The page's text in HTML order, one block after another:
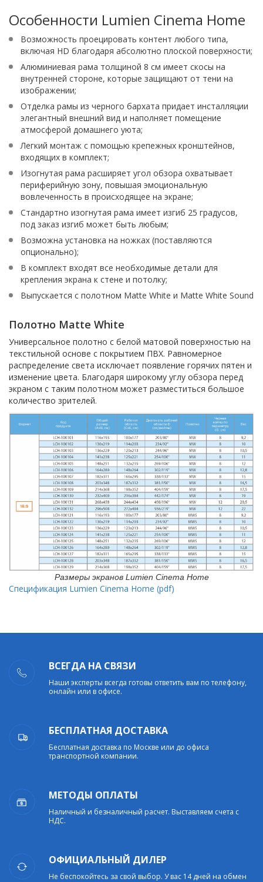
Особенности Lumien Cinema Home
Возможность проецировать контент любого типа,
включая HD благодаря абсолютно плоской поверхности;
Алюминиевая рама толщиной 8 см имеет скосы на
внутренней стороне, которые защищают от тени на
изображении;
Отделка рамы из черного бархата придает инсталляции
элегантный внешний вид и наполняет помещение
атмосферой домашнего уюта;
Легкий монтаж с помощью крепежных кронштейнов,
входящих в комплект;
Изогнутая рама расширяет угол обзора охватывает
периферийную зону, повышая эмоциональную
вовлеченность в происходящее на экране;
Стандартно изогнутая рама имеет изгиб 25 градусов,
под заказ изгиб может быть любым;
Возможна установка на ножках (поставляются
опционально);
В комплект входят все необходимые детали для
крепления экрана к стене и потолку;
Выпускается с полотном Matte White и Matte White Sound
Полотно Matte White
Универсальное полотно с белой матовой поверхностью на
текстильной основе с покрытием ПВХ. Равномерное
распределение света исключает появление горячих пятен и
изменение цвета. Благодаря широкому углу обзора перед
экраном с таким полотном может разместиться большое
количество зрителей.
Размеры экранов Lumien Cinema Home
Спецификация Lumien Cinema Home (pdf)
ВСЕГДА НА СВЯЗИ
Наши эксперты всегда готовы ответить вам по телефону,
онлайн или в офисе.
БЕСПЛАТНАЯ ДОСТАВКА
Бесплатная доставка по Москве или до офиса
транспортной компании.
МЕТОДЫ ОПЛАТЫ
Наличный и безналичный расчет. Выставляем счета с
НДС.
ОФИЦИАЛЬНЫЙ ДИЛЕР
Не беспокойтесь за свой выбор. У вас 14 дней на обмен